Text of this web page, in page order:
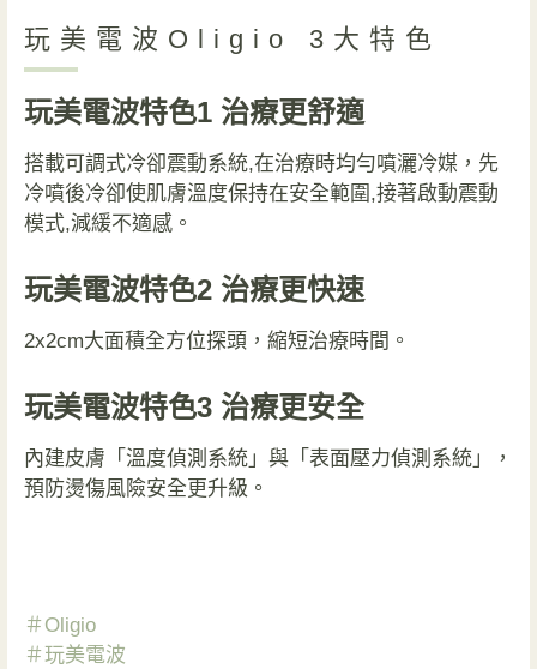
玩美電波Oligio 3大特色
玩美電波特色1 治療更舒適
搭載可調式冷卻震動系統,在治療時均勻噴灑冷媒，先
冷噴後冷卻使肌膚溫度保持在安全範圍,接著啟動震動
模式,減緩不適感。
玩美電波特色2 治療更快速
2x2cm大面積全方位探頭，縮短治療時間。
玩美電波特色3 治療更安全
內建皮膚「溫度偵測系統」與「表面壓力偵測系統」，
預防燙傷風險安全更升級。
＃Oligio
＃玩美電波